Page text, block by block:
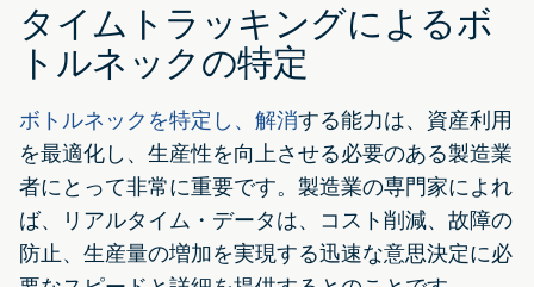
タイムトラッキングによるボ
トルネックの特定
ボトルネックを特定し、解消する能力は、資産利用
を最適化し、生産性を向上させる必要のある製造業
者にとって非常に重要です。製造業の専門家によれ
ば、リアルタイム・データは、コスト削減、故障の
防止、生産量の増加を実現する迅速な意思決定に必